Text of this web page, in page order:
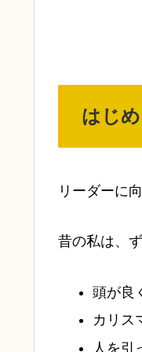
はじ
リーダーに
昔の私は、
頭が良
カリス
人を引